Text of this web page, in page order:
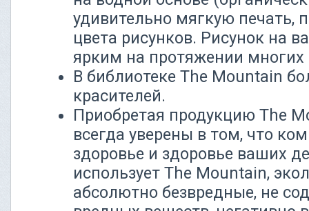
удивительно мягкую печать,
цвета рисунков. Рисунок на
ярким на протяжении многих
В библиотеке The Mountain
красителей.
Приобретая продукцию The
всегда уверены в том, что
здоровье и здоровье ваших
использует The Mountain,
абсолютно безвредные, не